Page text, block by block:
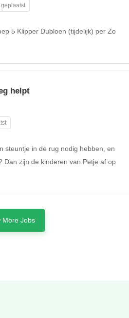
5 Klipper Dubloen (tijdelijk) per Zo
helpt
steuntje in de rug nodig hebben, en
Dan zijn de kinderen van Petje af op
More Jobs